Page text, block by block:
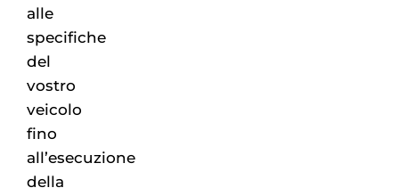
alle
specifiche
del
vostro
veicolo
fino
all’esecuzione
della